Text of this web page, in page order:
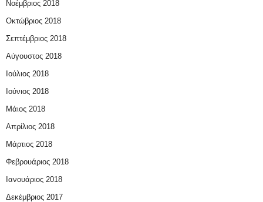
Νοέμβριος 2018
Οκτώβριος 2018
Σεπτέμβριος 2018
Αύγουστος 2018
Ιούλιος 2018
Ιούνιος 2018
Μάιος 2018
Απρίλιος 2018
Μάρτιος 2018
Φεβρουάριος 2018
Ιανουάριος 2018
Δεκέμβριος 2017